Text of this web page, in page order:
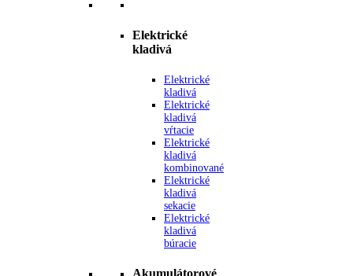
Elektrické
kladivá
Elektrické
kladivá
Elektrické
kladivá
vŕtacie
Elektrické
kladivá
kombinované
Elektrické
kladivá
sekacie
Elektrické
kladivá
búracie
Akumulátorové